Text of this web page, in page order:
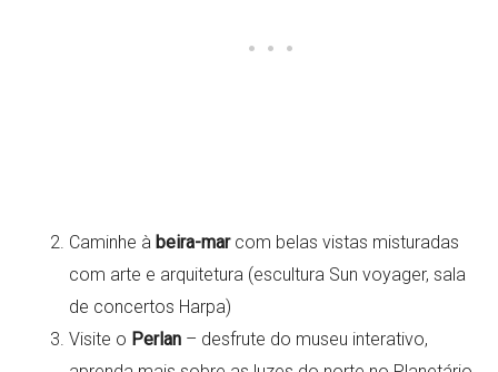
Caminhe à beira-marcom belas vistas misturadas
com arte e arquitetura (escultura Sun voyager, sala
de concertos Harpa)
Visite o Perlan – desfrute do museu interativo,